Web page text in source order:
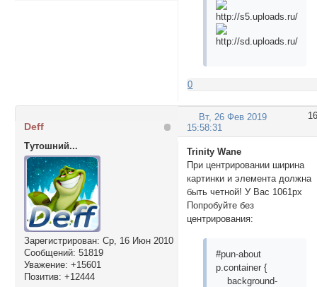
0
16
Вт, 26 Фев 2019
15:58:31
Deff
Тутошний...
Зарегистрирован: Ср, 16 Июн 2010
Сообщений: 51819
Уважение: +15601
Позитив: +12444
Trinity Wane
При центрировании ширина
картинки и элемента должна
быть четной! У Вас 1061px
Попробуйте без
центрирования:
#pun-about
p.container {
background-